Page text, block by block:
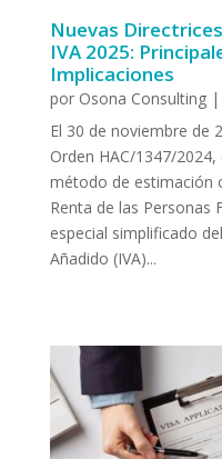
Nuevas
IVA 2025:
Implicaciones
por Osona Consulting|
El 30 de noviembre de
Orden HAC/1347/
método de estimación
Renta de las Personas
especial simplificado
Añadido (IVA)...